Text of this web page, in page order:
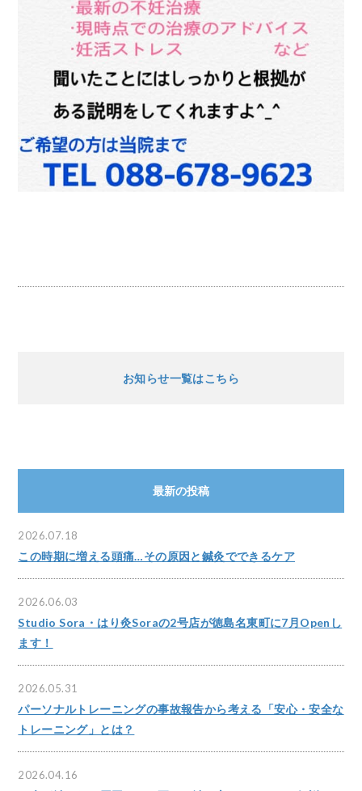
お知らせ一覧はこちら
最新の投稿
2026.07.18
この時期に増える頭痛…その原因と鍼灸でできるケア
2026.06.03
Studio Sora・はり灸Soraの2号店が徳島名東町に7月Openし
ます！
2026.05.31
パーソナルトレーニングの事故報告から考える「安心・安全な
トレーニング」とは？
2026.04.16